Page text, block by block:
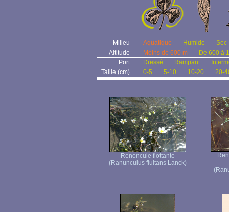
Milieu Aquatique Humide
Sec
Altitude
Moins de 600 m
De 600 à
Port
Dressé Rampant
Taille (cm)
0-5 5-10 10-20 20-
Renoncule flottante
(Ranunculus fluitans Lanck)